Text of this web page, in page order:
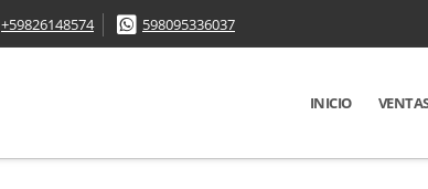
+59826148574 598095336037
INICIO